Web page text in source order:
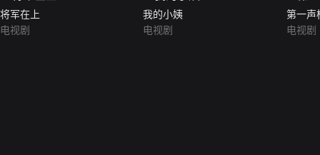
将军在上
电视剧
我的小姨
电视剧
第一声
电视剧